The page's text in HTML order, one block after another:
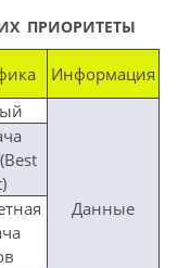
ПРИОРИТЕТЫ
Информация
Данные